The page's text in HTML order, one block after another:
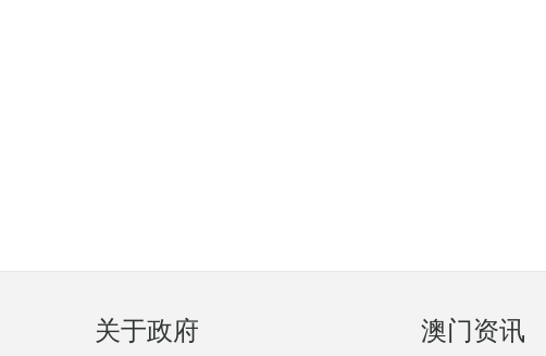
页
脚
关于政府 澳门资讯